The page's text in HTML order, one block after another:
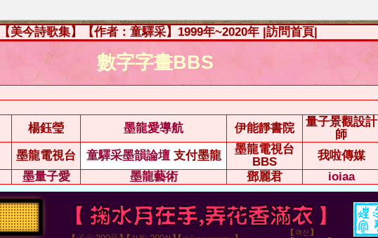
【美今詩歌集】【作者：童驛采】1999年~2020年 |訪問首頁|
數字字畫BBS
楊鈺瑩 墨龍愛導航 伊能靜書院
量子景觀設計
師
墨龍電視台 童驛采墨韻論壇 支付墨龍
墨龍電視台
BBS
我啦傳媒
墨量子愛 墨龍藝術 鄧麗君 ioiaa